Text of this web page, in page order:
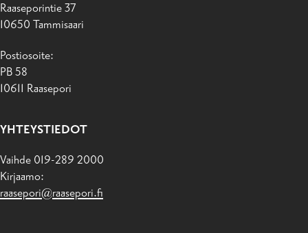
Raaseporintie 37
10650 Tammisaari
Postiosoite:
PB 58
10611 Raasepori
YHTEYSTIEDOT
Vaihde 019-289 2000
Kirjaamo:
raasepori@raasepori.fi